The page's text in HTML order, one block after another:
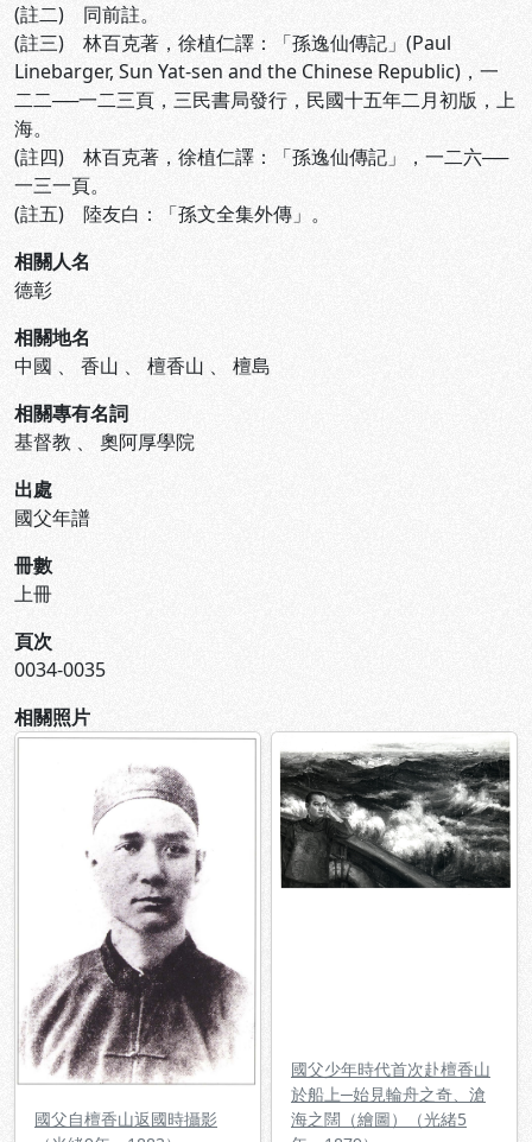
(註二) 同前註。
(註三) 林百克著，徐植仁譯：「孫逸仙傳記」(Paul
Linebarger, Sun Yat-sen and the Chinese Republic)，一
二二──一二三頁，三民書局發行，民國十五年二月初版，上
海。
(註四) 林百克著，徐植仁譯：「孫逸仙傳記」，一二六──
一三一頁。
(註五) 陸友白：「孫文全集外傳」。
相關人名
德彰
相關地名
中國 、 香山 、 檀香山 、 檀島
相關專有名詞
基督教 、 奧阿厚學院
出處
國父年譜
冊數
上冊
頁次
0034-0035
相關照片
國父自檀香山返國時攝影
國父少年時代首次赴檀香山
於船上─始見輪舟之奇、滄
海之闊（繪圖）（光緒5